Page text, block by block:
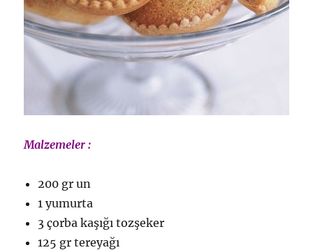
Malzemeler :
200 gr un
1 yumurta
3 çorba kaşığı tozşeker
125 gr tereyağı